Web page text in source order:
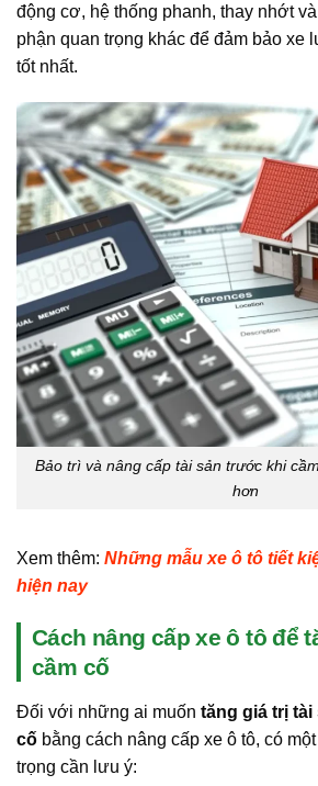
động cơ, hệ thống phanh, thay nhớt
phận quan trọng khác để đảm bảo xe
tốt nhất.
Bảo trì và nâng cấp tài sản trước khi
hơn
Xem thêm: Những mẫu xe ô tô tiết
hiện nay
Cách nâng cấp xe ô tô để
cầm cố
Đối với những ai muốn tăng giá trị
cố bằng cách nâng cấp xe ô tô, có
trọng cần lưu ý: